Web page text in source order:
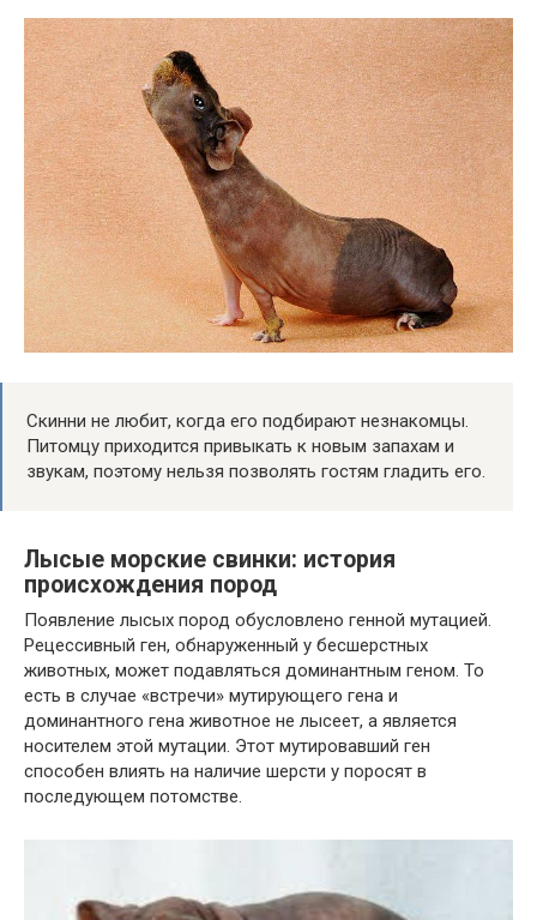
Скинни не любит, когда его подбирают незнакомцы.
Питомцу приходится привыкать к новым запахам и
звукам, поэтому нельзя позволять гостям гладить его.
Лысые морские свинки: история
происхождения пород
Появление лысых пород обусловлено генной мутацией.
Рецессивный ген, обнаруженный у бесшерстных
животных, может подавляться доминантным геном. То
есть в случае «встречи» мутирующего гена и
доминантного гена животное не лысеет, а является
носителем этой мутации. Этот мутировавший ген
способен влиять на наличие шерсти у поросят в
последующем потомстве.